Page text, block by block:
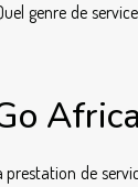
genre de
de